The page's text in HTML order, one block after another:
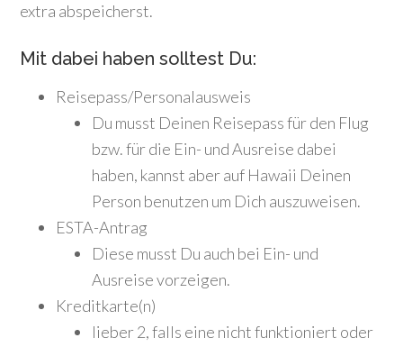
extra abspeicherst.
Mit dabei haben solltest Du:
Reisepass/Personalausweis
Du musst Deinen Reisepass für den Flug
bzw. für die Ein- und Ausreise dabei
haben, kannst aber auf Hawaii Deinen
Person benutzen um Dich auszuweisen.
ESTA-Antrag
Diese musst Du auch bei Ein- und
Ausreise vorzeigen.
Kreditkarte(n)
lieber 2, falls eine nicht funktioniert oder